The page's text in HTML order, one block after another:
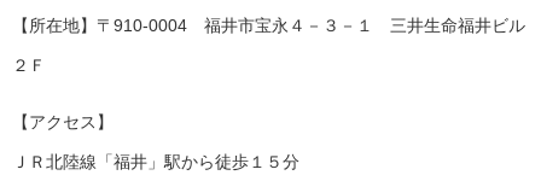
【所在地】〒910-0004 福井市宝永４－３－１ 三井生命福井ビル
２Ｆ
【アクセス】
ＪＲ北陸線「福井」駅から徒歩１５分